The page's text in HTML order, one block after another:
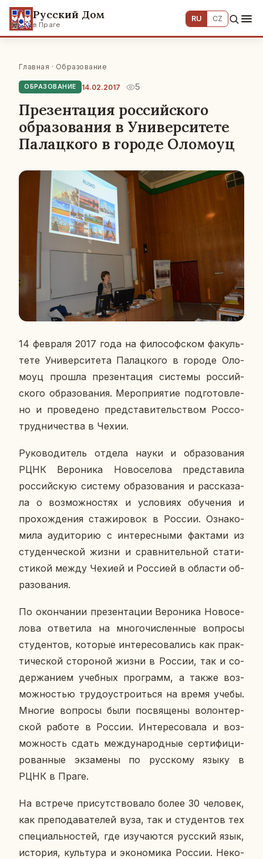
Русский Дом
в Праге
RU CZ
Главная · Образование
ОБРАЗОВАНИЕ 14.02.2017 5
Презентация российского
образования в Университете
Палацкого в городе Оломоуц
14 фев­ра­ля 2017 года на фи­ло­соф­ском фа­куль­
те­те Уни­вер­си­те­та Па­лац­ко­го в городе Оло­
мо­уц прошла пре­зен­та­ция си­сте­мы рос­сий­
ско­го об­ра­зо­ва­ния. Ме­ро­при­я­тие под­го­тов­ле­
но и про­ве­де­но пред­ста­ви­тель­ством Рос­со­
труд­ни­че­ства в Чехии.
Ру­ко­во­ди­тель отдела науки и об­ра­зо­ва­ния
РЦНК Ве­ро­ни­ка Но­во­се­ло­ва пред­ста­ви­ла
рос­сий­скую си­сте­му об­ра­зо­ва­ния и рас­ска­за­
ла о воз­мож­но­стях и усло­ви­ях обу­че­ния и
про­хож­де­ния ста­жи­ро­вок в России. Озна­ко­
ми­ла ауди­то­рию с ин­те­рес­ны­ми фак­та­ми из
сту­ден­че­ской жизни и срав­ни­тель­ной ста­ти­
сти­кой между Чехией и Рос­си­ей в об­ла­сти об­
ра­зо­ва­ния.
По окон­ча­нии пре­зен­та­ции Ве­ро­ни­ка Но­во­се­
ло­ва от­ве­ти­ла на мно­го­чис­лен­ные во­про­сы
сту­ден­тов, ко­то­рые ин­те­ре­со­ва­лись как прак­
ти­че­ской сто­ро­ной жизни в России, так и со­
дер­жа­ни­ем учеб­ных про­грамм, а также воз­
мож­но­стью тру­до­устро­ить­ся на время учебы.
Многие во­про­сы были по­свя­ще­ны во­лон­тер­
ской работе в России. Ин­те­ре­со­ва­ла и воз­
мож­ность сдать меж­ду­на­род­ные сер­ти­фи­ци­
ро­ван­ные эк­за­ме­ны по рус­ско­му языку в
РЦНК в Праге.
На встре­че при­сут­ство­ва­ло более 30 че­ло­век,
как пре­по­да­ва­те­лей вуза, так и сту­ден­тов тех
спе­ци­аль­но­стей, где изу­ча­ют­ся рус­ский язык,
ис­то­рия, куль­ту­ра и эко­но­ми­ка России. Неко­